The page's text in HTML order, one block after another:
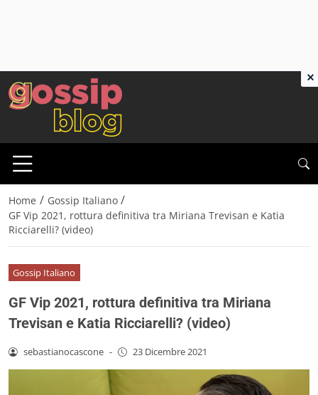
Home / Gossip Italiano /
GF Vip 2021, rottura definitiva tra Miriana Trevisan e Katia
Ricciarelli? (video)
Gossip Italiano
GF Vip 2021, rottura definitiva tra Miriana
Trevisan e Katia Ricciarelli? (video)
sebastianocascone - 23 Dicembre 2021
×